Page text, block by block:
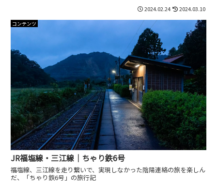
2024.02.24 2024.03.10
コンテンツ
JR福塩線・三江線｜ちゃり鉄6号
福塩線、三江線を走り繋いで、実現しなかった陰陽連絡の旅を楽しん
だ、「ちゃり鉄6号」の旅行記